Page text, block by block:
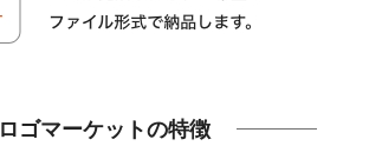
ロゴマーケットの特徴